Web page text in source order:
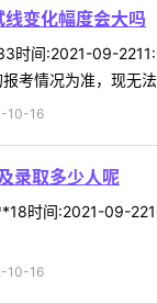
变化幅度会大吗
间:2021-09-
考情况为准，现无
10-16
录取多少人呢
时间:2021-09-
10-16